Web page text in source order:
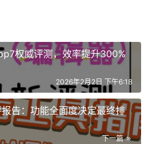
权威评测，效率提升300%
2026年2月2日 下午6:18
告：功能全面度决定最终排
下一篇